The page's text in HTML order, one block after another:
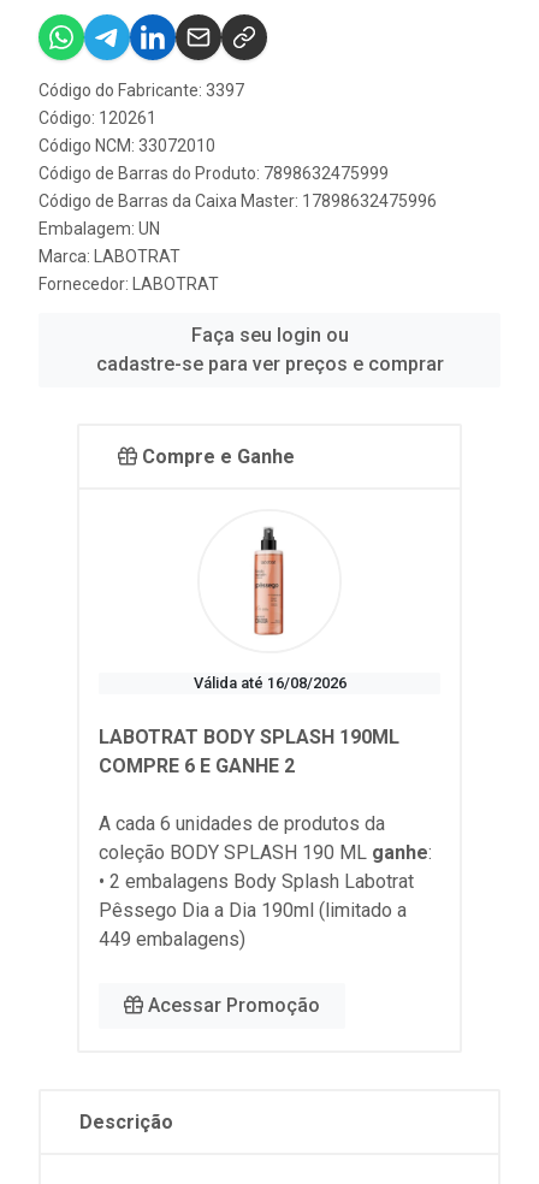
Código do Fabricante: 3397
Código: 120261
Código NCM: 33072010
Código de Barras do Produto: 7898632475999
Código de Barras da Caixa Master: 17898632475996
Embalagem: UN
Marca:
LABOTRAT
Fornecedor:
LABOTRAT
Faça seu login ou
cadastre-se para ver preços e comprar
Compre e Ganhe
Válida até 16/08/2026
LABOTRAT BODY SPLASH 190ML
COMPRE 6 E GANHE 2
A cada 6 unidades de produtos da
coleção BODY SPLASH 190 ML ganhe:
• 2 embalagens Body Splash Labotrat
Pêssego Dia a Dia 190ml (limitado a
449 embalagens)
Acessar Promoção
Descrição